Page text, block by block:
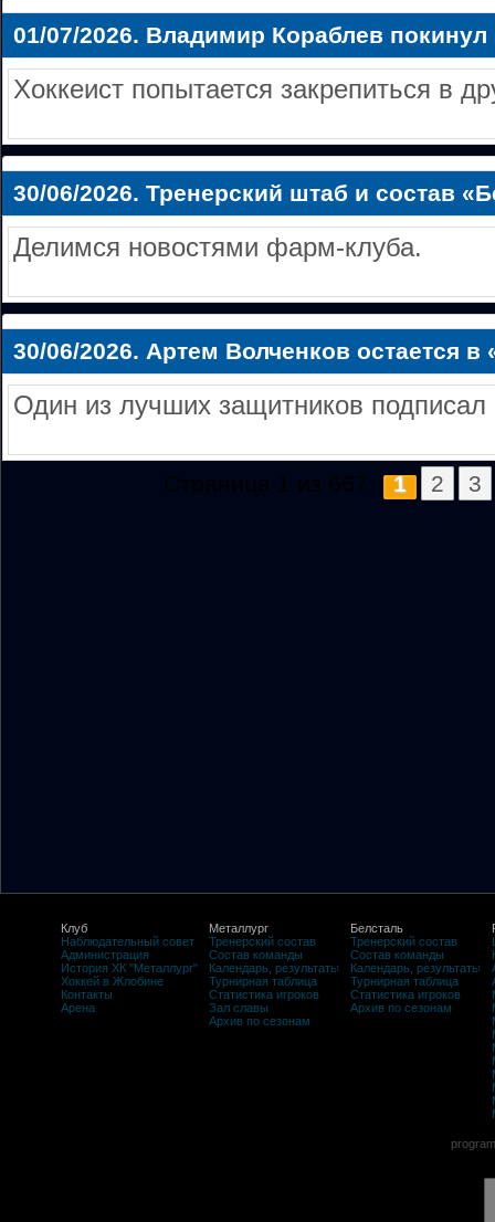
01/07/2026. Владимир Кораблев покинул
Хоккеист попытается закрепиться в
30/06/2026. Тренерский штаб и состав
Делимся новостями фарм-клуба.
30/06/2026. Артем Волченков остается в
Один из лучших защитников подписал
1 2 3
Клуб
Наблюдательный совет
Администрация
История ХК "Металлург"
Хоккей в Жлобине
Контакты
Арена
Металлург
Тренерский состав
Состав команды
Календарь, результаты
Турнирная таблица
Статистика игроков
Зал славы
Архив по сезонам
Белсталь
Тренерский состав
Состав команды
Календарь, результаты
Турнирная таблица
Статистика игроков
Архив по сезонам